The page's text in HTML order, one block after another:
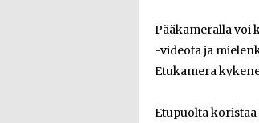
Pääkameralla voi
-videota ja
Etukamera
Etupuolta koristaa